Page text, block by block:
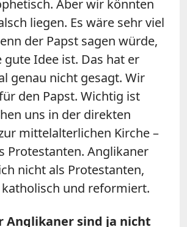
Aber wir könnten
liegen. Es wäre sehr viel
der Papst sagen würde,
gute Idee ist. Das hat er
genau nicht gesagt. Wir
den Papst. Wichtig ist
uns in der direkten
mittelalterlichen Kirche –
Protestanten. Anglikaner
nicht als Protestanten,
und reformiert.
Anglikaner sind ja nicht